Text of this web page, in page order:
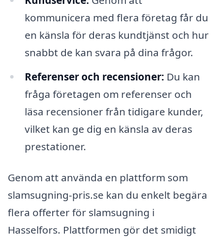
kommunicera med flera företag får du
en känsla för deras kundtjänst och hur
snabbt de kan svara på dina frågor.
Referenser och recensioner: Du kan
fråga företagen om referenser och
läsa recensioner från tidigare kunder,
vilket kan ge dig en känsla av deras
prestationer.
Genom att använda en plattform som
slamsugning-pris.se kan du enkelt begära
flera offerter för slamsugning i
Hasselfors. Plattformen gör det smidigt